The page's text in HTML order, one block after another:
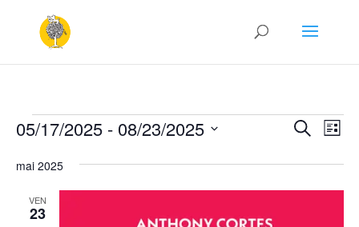
Évènements
de
Recherche
de
Liste
05/17/2025 - 08/23/2025
une
mai 2025
VEN
23